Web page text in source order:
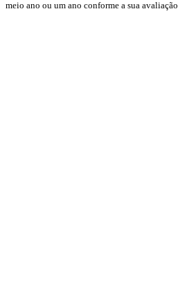
meio ano ou um ano conforme a sua avaliação.